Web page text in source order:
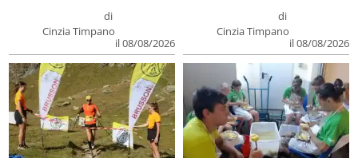
di
Cinzia Timpano
il 08/08/2026
di
Cinzia Timpano
il 08/08/2026